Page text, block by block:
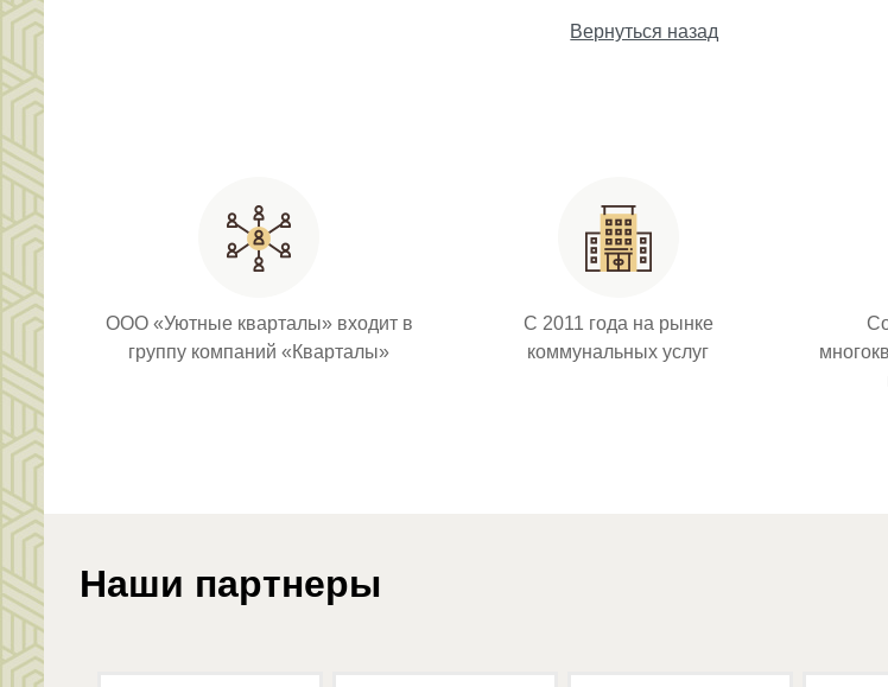
Вернуться назад
ООО «Уютные кварталы» входит в
группу компаний «Кварталы»
С 2011 года на рынке
коммунальных услуг
Наши партнеры